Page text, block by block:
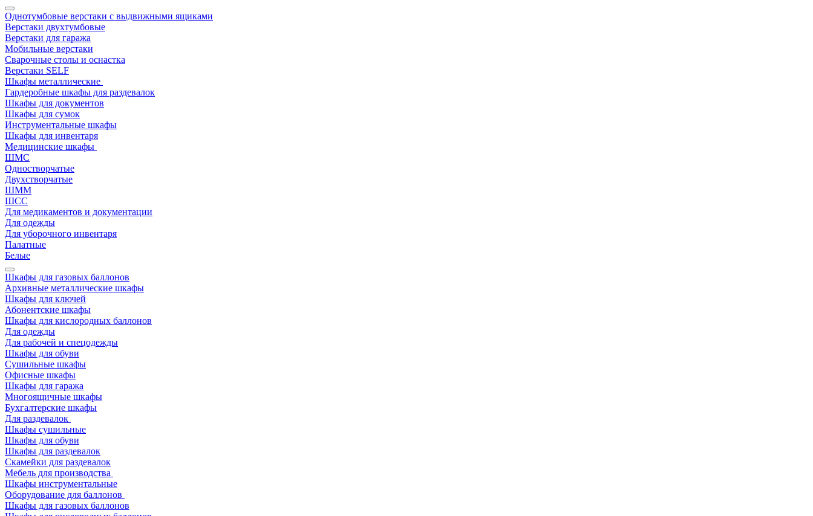
Однотумбовые верстаки с выдвижными ящиками
Верстаки двухтумбовые
Верстаки для гаража
Мобильные верстаки
Сварочные столы и оснастка
Верстаки SELF
Шкафы металлические
Гардеробные шкафы для раздевалок
Шкафы для документов
Шкафы для сумок
Инструментальные шкафы
Шкафы для инвентаря
Медицинские шкафы
ШМС
Одностворчатые
Двухстворчатые
ШММ
ШСС
Для медикаментов и документации
Для одежды
Для уборочного инвентаря
Палатные
Белые
Шкафы для газовых баллонов
Архивные металлические шкафы
Шкафы для ключей
Абонентские шкафы
Шкафы для кислородных баллонов
Для одежды
Для рабочей и спецодежды
Шкафы для обуви
Сушильные шкафы
Офисные шкафы
Шкафы для гаража
Многоящичные шкафы
Бухгалтерские шкафы
Для раздевалок
Шкафы сушильные
Шкафы для обуви
Шкафы для раздевалок
Скамейки для раздевалок
Мебель для производства
Шкафы инструментальные
Оборудование для баллонов
Шкафы для газовых баллонов